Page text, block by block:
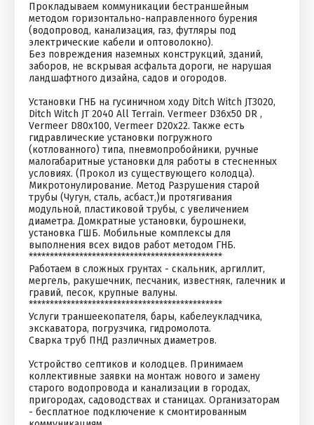
Прокладываем коммуникации бестраншейным
методом горизонтально-направленного бурения
(водопровод, канализация, газ, футляры под
электрические кабели и оптоволокно).
Без повреждения наземных конструкций, зданий,
заборов, не вскрывая асфальта дороги, не нарушая
ландшафтного дизайна, садов и огородов.
Установки ГНБ на гусиничном ходу Ditch Witch JT3020,
Ditch Witch JT 2040 All Terrain. Vermeer D36x50 DR ,
Vermeer D80x100, Vermeer D20x22. Также есть
гидравлические установки погружного
(котлованного) типа, пневмопробойники, ручные
малогабаритные установки для работы в стесненных
условиях. (Прокол из существующего колодца).
Микротонулирование. Метод Разрушения старой
трубы (Чугун, сталь, асбаст,)и протягивания
модульной, пластиковой трубы, с увеличением
диаметра. Домкратные установки, бурошнеки,
установка ГШБ. Мобильные комплексы для
выполнения всех видов работ методом ГНБ.
**********************************************
Работаем в сложных грунтах - скальник, аргиллит,
мергель, ракушечник, песчаник, известняк, галечник и
гравий, песок, крупные валуны.
**********************************************
Услуги траншеекопателя, бары, кабелеукладчика,
экскаватора, погрузчика, гидромолота.
Сварка труб ПНД различных диаметров.
Устройство септиков и колодцев. Принимаем
коллективные заявки на монтаж нового и замену
старого водопровода и канализации в городах,
пригородах, садоводствах и станицах. Организаторам
- бесплатное подключение к смонтированным